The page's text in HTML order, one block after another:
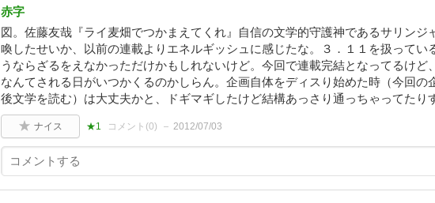
赤字
図。佐藤友哉『ライ麦畑でつかまえてくれ』自信の文学的守護神であるサリンジ
喚したせいか、以前の連載よりエネルギッシュに感じたな。３．１１を扱ってい
うならざるをえなかっただけかもしれないけど。今回で連載完結となってるけど
なんてされる日がいつかくるのかしらん。企画自体をディスり始めた時（今回の
後文学を読む）は大丈夫かと、ドギマギしたけど結構あっさり通っちゃってたり
ナイス ★1 コメント(0) 2012/07/03